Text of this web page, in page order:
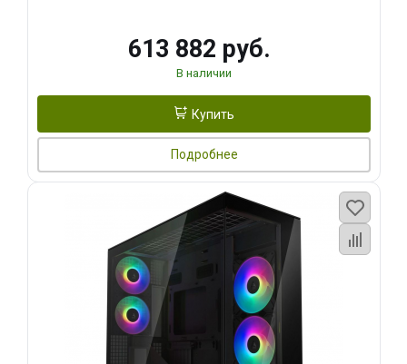
613 882 руб.
В наличии
Купить
Подробнее